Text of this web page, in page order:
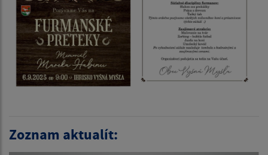
Zoznam aktualít: